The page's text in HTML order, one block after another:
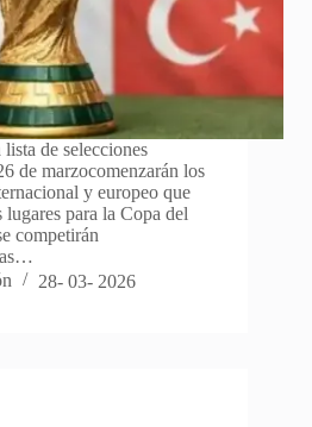
de selecciones
de marzocomenzarán los
y europeo que
para la Copa del
competirán
28- 03- 2026